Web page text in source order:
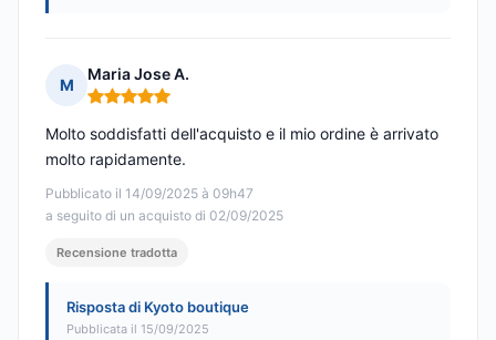
M
Maria Jose A.
Nota: 5 su 5
Pubblicato il 14/09/2025 à 09h47
a seguito di un acquisto di 02/09/2025
Molto soddisfatti dell'acquisto e il mio ordine è arrivato
molto rapidamente.
Recensione tradotta
Risposta di Kyoto boutique
Pubblicata il 15/09/2025